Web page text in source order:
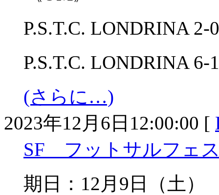
P.S.T.C. LONDRINA
P.S.T.C. LONDRINA
(さらに…)
2023年12月6日12:00:00 [
SF フットサルフェ
期日：12月9日（土